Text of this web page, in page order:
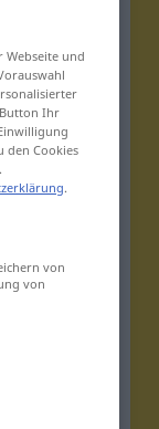
und
Ihr
den Cookies
.
von
von